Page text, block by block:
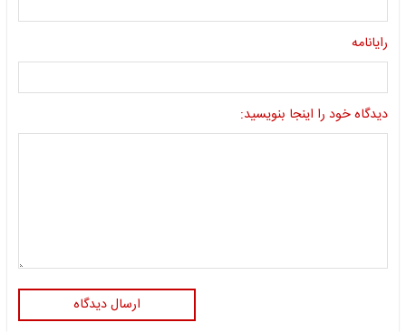
رایانامه
دیدگاه خود را اینجا بنویسید:
ارسال دیدگاه